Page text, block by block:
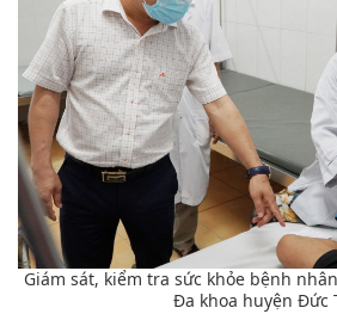
Giám sát, kiểm tra sức khỏe bệnh
Đa khoa huyện Đức